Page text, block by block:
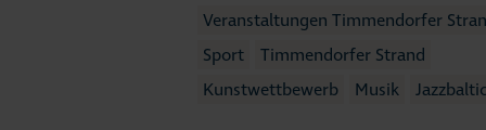
Veranstaltungen Timmendorfer
Sport
Timmendorfer Strand
Kunstwettbewerb
Musik